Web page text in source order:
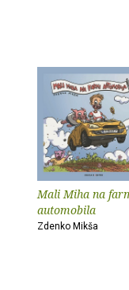
Mali Miha na
automobila
Zdenko Mikša